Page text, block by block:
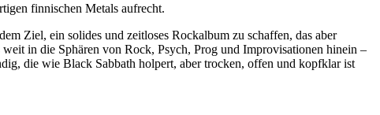
finnischen Metals aufrecht.
Ziel, ein solides und zeitloses Rockalbum zu schaffen, das aber
in die Sphären von Rock, Psych, Prog und Improvisationen hinein –
die wie Black Sabbath holpert, aber trocken, offen und kopfklar ist